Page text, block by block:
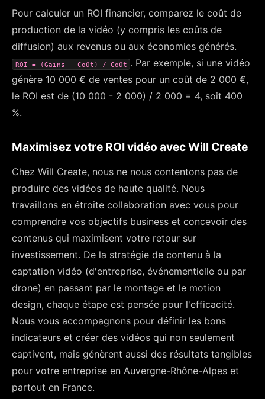
Pour calculer un ROI financier, comparez le coût de
production de la vidéo (y compris les coûts de
diffusion) aux revenus ou aux économies générés.
ROI = (Gains - Coût) / Coût . Par exemple, si une vidéo
génère 10 000 € de ventes pour un coût de 2 000 €,
le ROI est de (10 000 - 2 000) / 2 000 = 4, soit 400
%.
Maximisez votre ROI vidéo avec Will Create
Chez Will Create, nous ne nous contentons pas de
produire des vidéos de haute qualité. Nous
travaillons en étroite collaboration avec vous pour
comprendre vos objectifs business et concevoir des
contenus qui maximisent votre retour sur
investissement. De la stratégie de contenu à la
captation vidéo (d'entreprise, événementielle ou par
drone) en passant par le montage et le motion
design, chaque étape est pensée pour l'efficacité.
Nous vous accompagnons pour définir les bons
indicateurs et créer des vidéos qui non seulement
captivent, mais génèrent aussi des résultats tangibles
pour votre entreprise en Auvergne-Rhône-Alpes et
partout en France.